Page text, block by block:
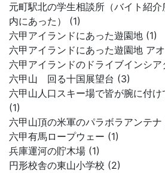
元町駅北の学生相談所（バイト紹
内にあった） (1)
六甲アイランドにあった遊園地 (1)
六甲アイランドにあった遊園地 ア
六甲アイランドのドライブインシ
六甲山 回る十国展望台 (3)
六甲山人口スキー場で皆が腕に付
(1)
六甲山頂の米軍のパラボラアンテナ
六甲有馬ロープウェー (1)
兵庫運河の貯木場 (1)
円形校舎の東山小学校 (2)